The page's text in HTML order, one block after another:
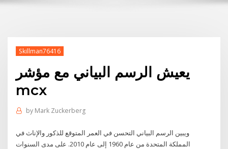
Skillman76416
يعيش الرسم البياني مع مؤشر
mcx
by Mark Zuckerberg
ويبين الرسم البياني التحسن في العمر المتوقع للذكور والإناث في
المملكة المتحدة من عام 1960 إلى عام 2010. على مدى السنوات